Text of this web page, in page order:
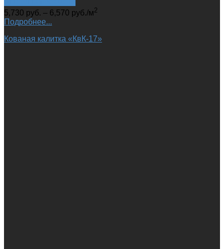
5,730 руб. – 6,570 руб./м2
Подробнее...
Кованая калитка «КвК-17»